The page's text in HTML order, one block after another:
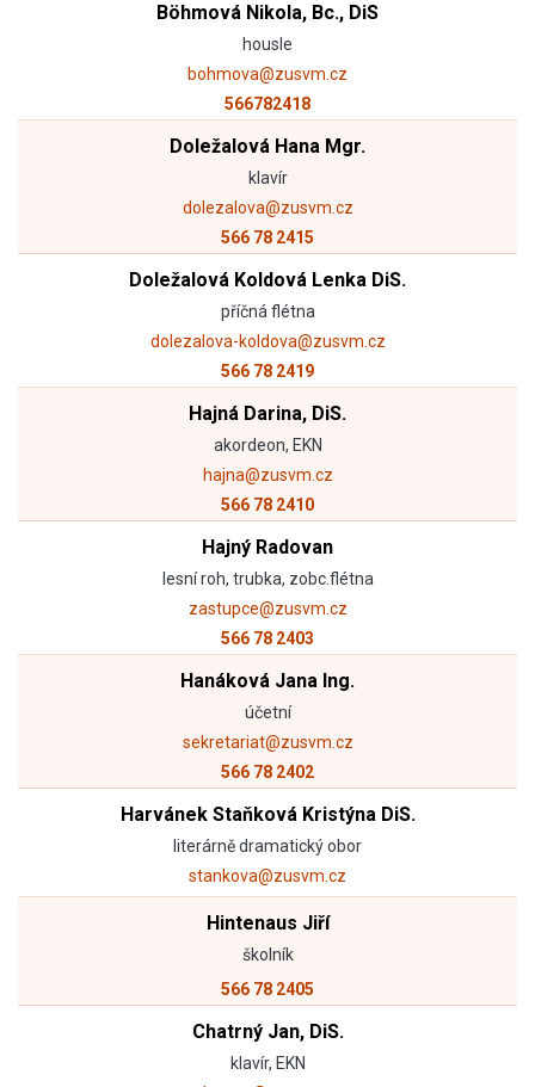
Böhmová Nikola, Bc., DiS
housle
bohmova@zusvm.cz
566782418
Doležalová Hana Mgr.
klavír
dolezalova@zusvm.cz
566 78 2415
Doležalová Koldová Lenka DiS.
příčná flétna
dolezalova-koldova@zusvm.cz
566 78 2419
Hajná Darina, DiS.
akordeon, EKN
hajna@zusvm.cz
566 78 2410
Hajný Radovan
lesní roh, trubka, zobc.flétna
zastupce@zusvm.cz
566 78 2403
Hanáková Jana Ing.
účetní
sekretariat@zusvm.cz
566 78 2402
Harvánek Staňková Kristýna DiS.
literárně dramatický obor
stankova@zusvm.cz
Hintenaus Jiří
školník
566 78 2405
Chatrný Jan, DiS.
klavír, EKN